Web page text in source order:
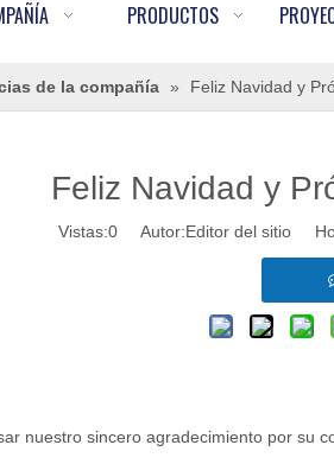
PRODUCTOS
de la compañía » Feliz Navidad y
Feliz Navidad y
Vistas:0 Autor:Editor del sitio
nuestro sincero agradecimiento por su